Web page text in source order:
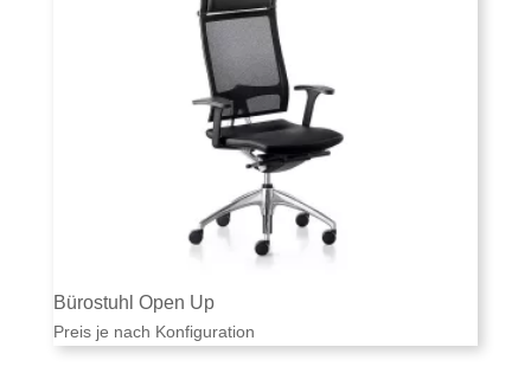
Bürostuhl Open Up
Preis je nach Konfiguration